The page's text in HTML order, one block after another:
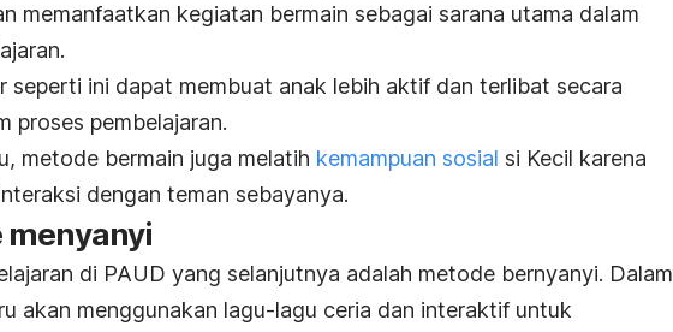
memanfaatkan kegiatan bermain sebagai sarana utama dalam
seperti ini dapat membuat anak lebih aktif dan terlibat secara
proses pembelajaran.
metode bermain juga melatih kemampuan sosial si Kecil karena
dengan teman sebayanya.
menyanyi
di PAUD yang selanjutnya adalah metode bernyanyi. Dalam
akan menggunakan lagu-lagu ceria dan interaktif untuk